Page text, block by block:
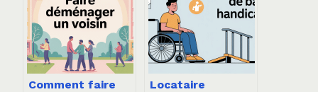
Comment faire
Locataire